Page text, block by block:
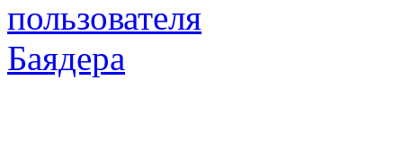
Баядера